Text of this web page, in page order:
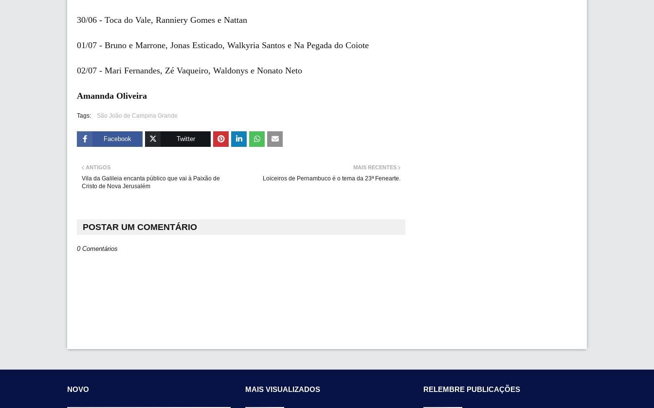
30/06 - Toca do Vale, Ranniery Gomes e Nattan
01/07 - Bruno e Marrone, Jonas Esticado, Walkyria Santos e Na Pegada do Coiote
02/07 - Mari Fernandes, Zé Vaqueiro, Waldonys e Nonato Neto
Amannda Oliveira
Tags: São João de Campina Grande
Facebook Twitter
MAIS RECENTES
Loiceiros de Pernambuco é o tema da 23ª Fenearte.
ANTIGOS
Vila da Galileia encanta público que vai à Paixão de
Cristo de Nova Jerusalém
POSTAR UM COMENTÁRIO
0 Comentários
NOVO MAIS VISUALIZADOS RELEMBRE PUBLICAÇÕES